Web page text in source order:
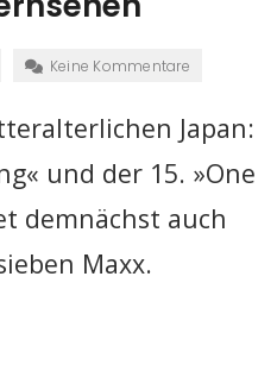
Keine Kommentare
Japan:
« und der 15. »One
demnächst auch
Maxx.